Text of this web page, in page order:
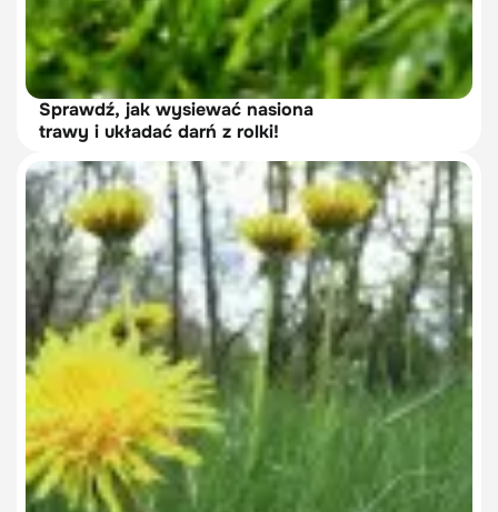
Sprawdź, jak wysiewać nasiona
trawy i układać darń z rolki!